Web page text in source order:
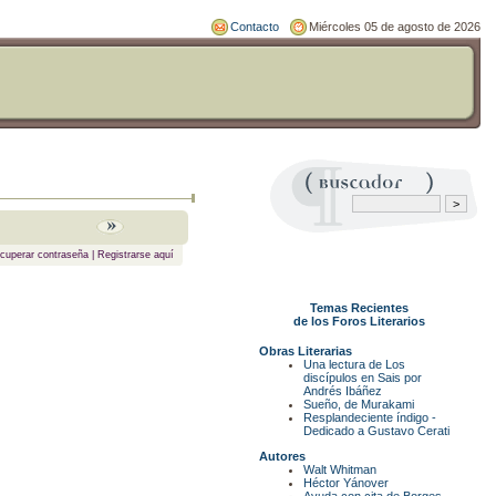
Contacto Miércoles 05 de agosto de 2026
contraseña| Registrarse aquí
Temas Recientes
de los Foros Literarios
Obras Literarias
Una lectura de Los
discípulos en Sais por
Andrés Ibáñez
Sueño, de Murakami
Resplandeciente índigo -
Dedicado a Gustavo Cerati
Autores
Walt Whitman
Héctor Yánover